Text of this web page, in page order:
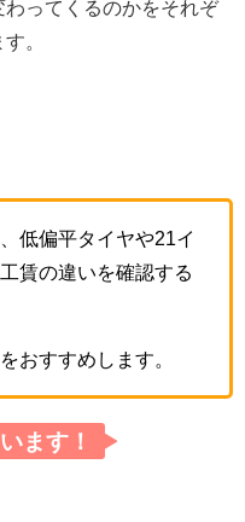
ってくるのかをそれぞ
。
低偏平タイヤや21イ
賃の違いを確認する
おすすめします。
ます！